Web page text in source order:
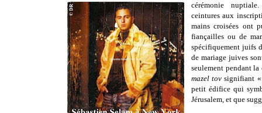
cérémonie
ceintures aux
mains croisées ont
fiançailles ou de
spécifiquement juifs
de mariage juives
seulement pendant la
mazel tovsignifiant «
petit édifice qui
Jérusalem, et que